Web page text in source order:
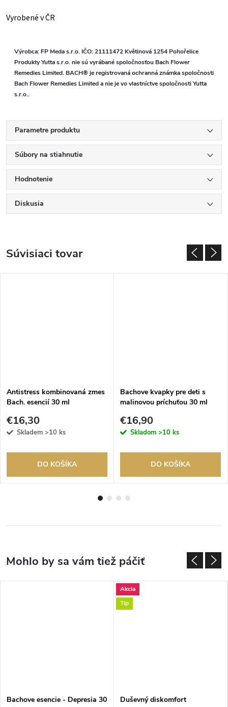
Vyrobené v ČR
Výrobca: FP Meda s.r.o. IČO: 21111472 Květinová 1254 Pohořelice
Produkty Yutta s.r.o. nie sú vyrábané spoločnosťou Bach Flower
Remedies Limited. BACH® je registrovaná ochranná známka spoločnosti
Bach Flower Remedies Limited a nie je vo vlastníctve spoločnosti Yutta
s.r.o..
Parametre produktu
Súbory na stiahnutie
Hodnotenie
Diskusia
Súvisiaci tovar
Antistress kombinovaná zmes
Bach. esencií 30 ml
€16,30
Skladem >10 ks
DO KOŠÍKA
Bachove kvapky pre deti s
malinovou príchuťou 30 ml
€16,90
Skladom >10 ks
DO KOŠÍKA
Bachove esencie - Depresia 30
Akcia
Tip
Duševný diskomfort